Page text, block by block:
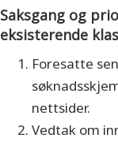
Saksgang og
eksisterende
Foresatte
nettsider.
Vedtak om